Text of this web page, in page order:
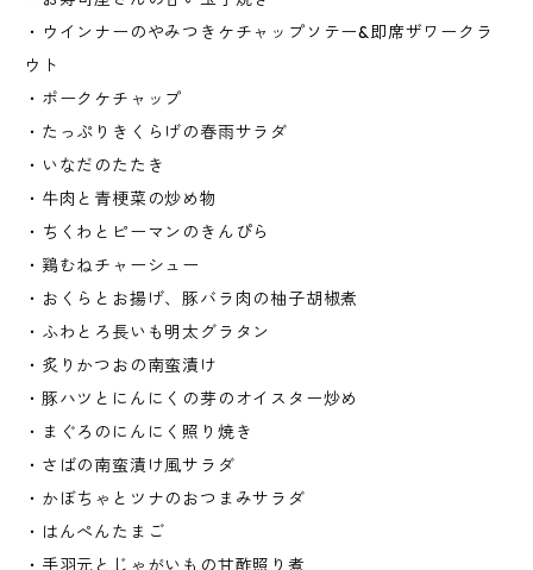
・ウインナーのやみつきケチャップソテー&即席ザワークラ
ウト
・ポークケチャップ
・たっぷりきくらげの春雨サラダ
・いなだのたたき
・牛肉と青梗菜の炒め物
・ちくわとピーマンのきんぴら
・鶏むねチャーシュー
・おくらとお揚げ、豚バラ肉の柚子胡椒煮
・ふわとろ長いも明太グラタン
・炙りかつおの南蛮漬け
・豚ハツとにんにくの芽のオイスター炒め
・まぐろのにんにく照り焼き
・さばの南蛮漬け風サラダ
・かぼちゃとツナのおつまみサラダ
・はんぺんたまご
・手羽元とじゃがいもの甘酢照り煮